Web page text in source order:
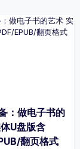
：做电子书的
U盘版含
翻页格式